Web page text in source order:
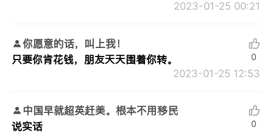
2023-01-25 00:21
你愿意的话，叫上我！
只要你肯花钱，朋友天天围着你转。
2023-01-25 12:53
0
中国早就超英赶美。根本不用移民
说实话
0